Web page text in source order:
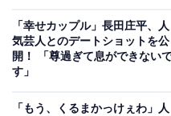
「幸せカップル」長田庄平、人
気芸人とのデートショットを公
開！ 「尊過ぎて息ができない
す」
「もう、くるまかっけぇわ」人